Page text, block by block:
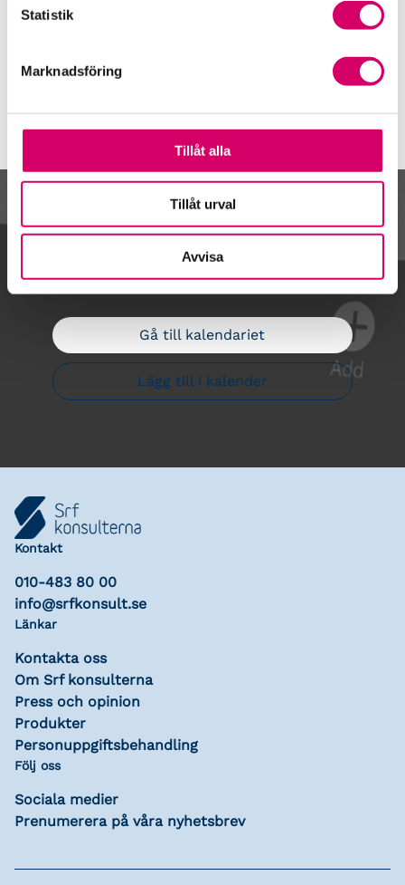
Statistik
Marknadsföring
Tillåt alla
Tillåt urval
Avvisa
Kalendarium
Gå till kalendariet
Lägg till i kalender
Kontakt
010-483 80 00
info@srfkonsult.se
Länkar
Kontakta oss
Om Srf konsulterna
Press och opinion
Produkter
Personuppgiftsbehandling
Följ oss
Sociala medier
Prenumerera på våra nyhetsbrev